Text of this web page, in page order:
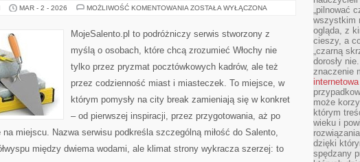
MAR - 2 - 2026 MOŻLIWOŚĆ KOMENTOWANIA TOSKANIA
ZOSTAŁA WYŁĄCZONA
MojeSalento.pl to podróżniczy serwis stworzony z
myślą o osobach, które chcą zrozumieć Włochy nie
tylko przez pryzmat pocztówkowych kadrów, ale też
przez codzienność miast i miasteczek. To miejsce, w
którym pomysły na city break zamieniają się w konkret
– od pierwszej inspiracji, przez przygotowania, aż po
miejscu. Nazwa serwisu podkreśla szczególną miłość do Salento,
między dwiema wodami, ale klimat strony wykracza szerzej: to
„pilnować
wszystkim
ogląda, z
cieszy, a
„czarną
dorosły
znaczenie
internetowa
może
którym
wieku i
dzięki
spędzany